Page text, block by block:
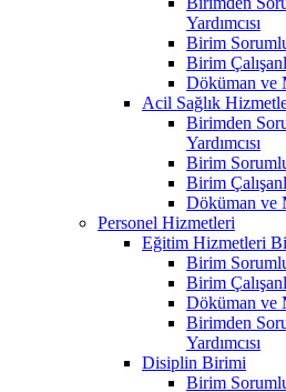
Yardımcısı
Birim
Birim
Döküman ve
Acil Sağlık
Birimden
Yardımcısı
Birim
Birim
Döküman ve
Personel Hizmetleri
Eğitim Hizmetleri
Birim
Birim
Döküman ve
Birimden
Yardımcısı
Disiplin Birimi
Birim